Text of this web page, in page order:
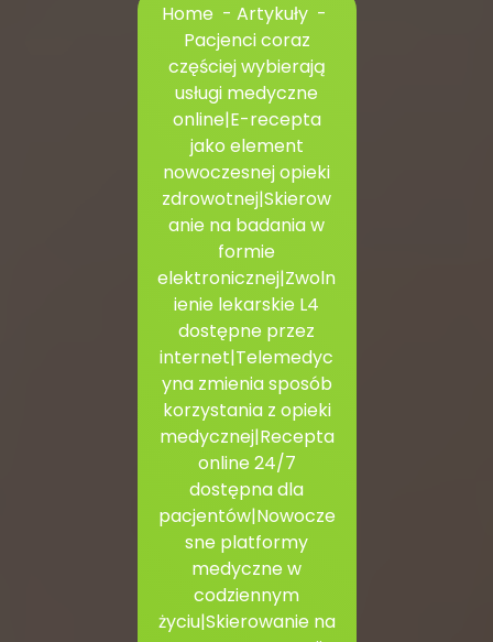
Home - Artykuły -
Pacjenci coraz
częściej wybierają
usługi medyczne
online|E-recepta
jako element
nowoczesnej opieki
zdrowotnej|Skierow
anie na badania w
formie
elektronicznej|Zwoln
ienie lekarskie L4
dostępne przez
internet|Telemedyc
yna zmienia sposób
korzystania z opieki
medycznej|Recepta
online 24/7
dostępna dla
pacjentów|Nowocze
sne platformy
medyczne w
codziennym
życiu|Skierowanie na